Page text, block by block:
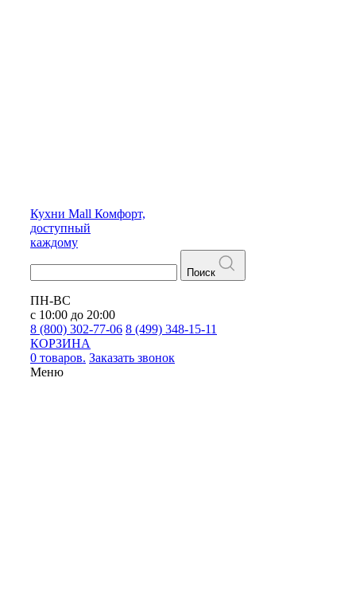
Кухни Mall Комфорт,
доступный
каждому
Поиск
ПН-ВС
с 10:00 до 20:00
8 (800) 302-77-06 8 (499) 348-15-11
КОРЗИНА
0 товаров. Заказать звонок
Меню